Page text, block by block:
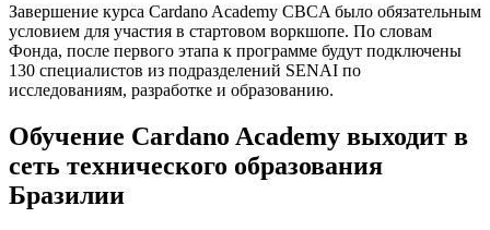
Завершение курса Cardano Academy CBCA было обязательным
условием для участия в стартовом воркшопе. По словам
Фонда, после первого этапа к программе будут подключены
130 специалистов из подразделений SENAI по
исследованиям, разработке и образованию.
Обучение Cardano Academy выходит в
сеть технического образования
Бразилии